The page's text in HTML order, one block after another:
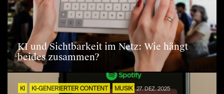
KI und Sichtbarkeit im Netz: Wie hängt
beides zusammen?
KI KI-GENERIERTER CONTENT MUSIK 27. DEZ. 2025